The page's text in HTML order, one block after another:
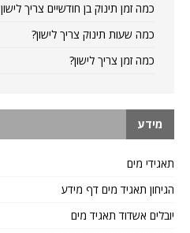
כמה זמן תינוק בן חודשיים צריך לישון
כמה שעות תינוק צריך לישון?
כמה זמן צריך לישון?
מידע
תאגידי מים
הגיחון תאגיד מים דף מידע
יובלים אשדוד תאגיד מים